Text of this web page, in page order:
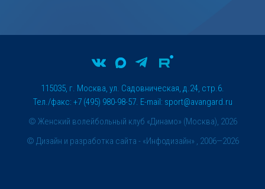
© Женский волейбольный клуб «Динамо» (Москва), 2026
115035, г. Москва, ул. Садовническая, д.24, стр.6.
Тел./факс: +7 (495) 980-98-57. E-mail: sport@avangard.ru
© Дизайн и разработка сайта - «Инфодизайн» , 2006—2026